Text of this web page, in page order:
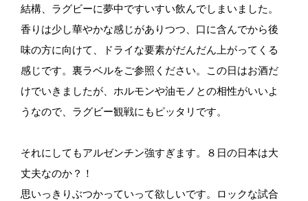
結構、ラグビーに夢中ですいすい飲んでしまいました。
香りは少し華やかな感じがありつつ、口に含んでから後
味の方に向けて、ドライな要素がだんだん上がってくる
感じです。裏ラベルをご参照ください。この日はお酒だ
けでいきましたが、ホルモンや油モノとの相性がいいよ
うなので、ラグビー観戦にもピッタリです。
それにしてもアルゼンチン強すぎます。８日の日本は大
丈夫なのか？！
思いっきりぶつかっていって欲しいです。ロックな試合